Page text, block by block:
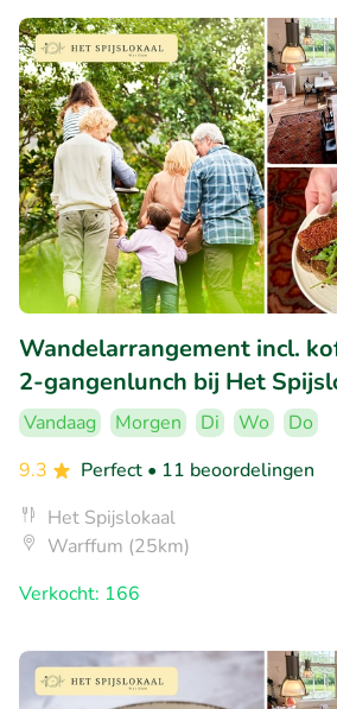
Wandelarrangement incl.
2-gangenlunch bij Het
Vandaag Morgen Di Wo
Do
9.3
Perfect • 11 beoordelingen
Het Spijslokaal
Warffum (25km)
Verkocht: 166